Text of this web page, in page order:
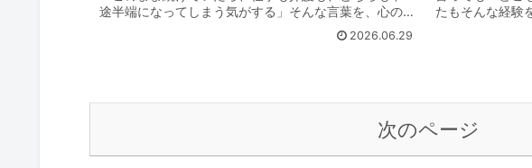
途半端になってしまう気がする」そんな言葉を、心の
中でつぶやいたことはありませんか？仕事と介護の両
2026.06.29
たもそんな経験
要な状態である
次のページ